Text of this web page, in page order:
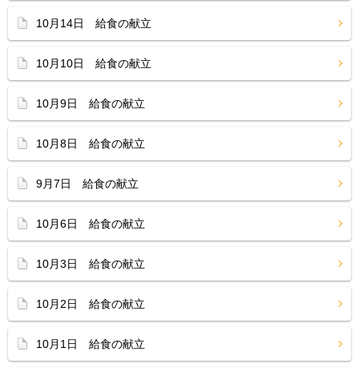
10月14日 給食の献立
10月10日 給食の献立
10月9日 給食の献立
10月8日 給食の献立
9月7日 給食の献立
10月6日 給食の献立
10月3日 給食の献立
10月2日 給食の献立
10月1日 給食の献立